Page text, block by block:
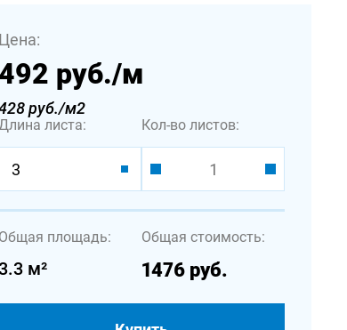
Цена:
492 руб./м
руб./м2
листа:
3
Кол-во листов:
Общая площадь:
м²
Общая стоимость:
1476 руб.